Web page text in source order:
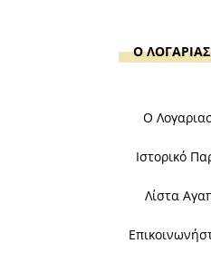
Ο
Ο
Ιστορικό
Λίστα